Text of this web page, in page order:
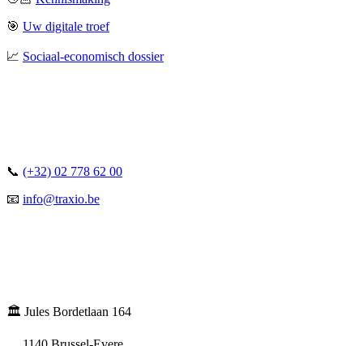
🎯 Uw digitale troef
📈 Sociaal-economisch dossier
📞 (+32) 02 778 62 00
📧 info@traxio.be
🏛️ Jules Bordetlaan 164